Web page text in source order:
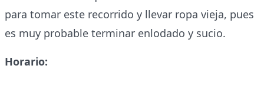
para tomar este recorrido y llevar ropa vieja, pues
es muy probable terminar enlodado y sucio.
Horario: